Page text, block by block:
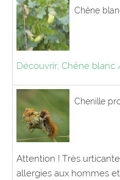
Chêne
Découvrir, Chêne
Chenille
Attention ! Très
allergies aux hommes